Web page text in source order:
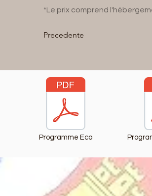
*Le prix comprend
Precedente
Programme Eco